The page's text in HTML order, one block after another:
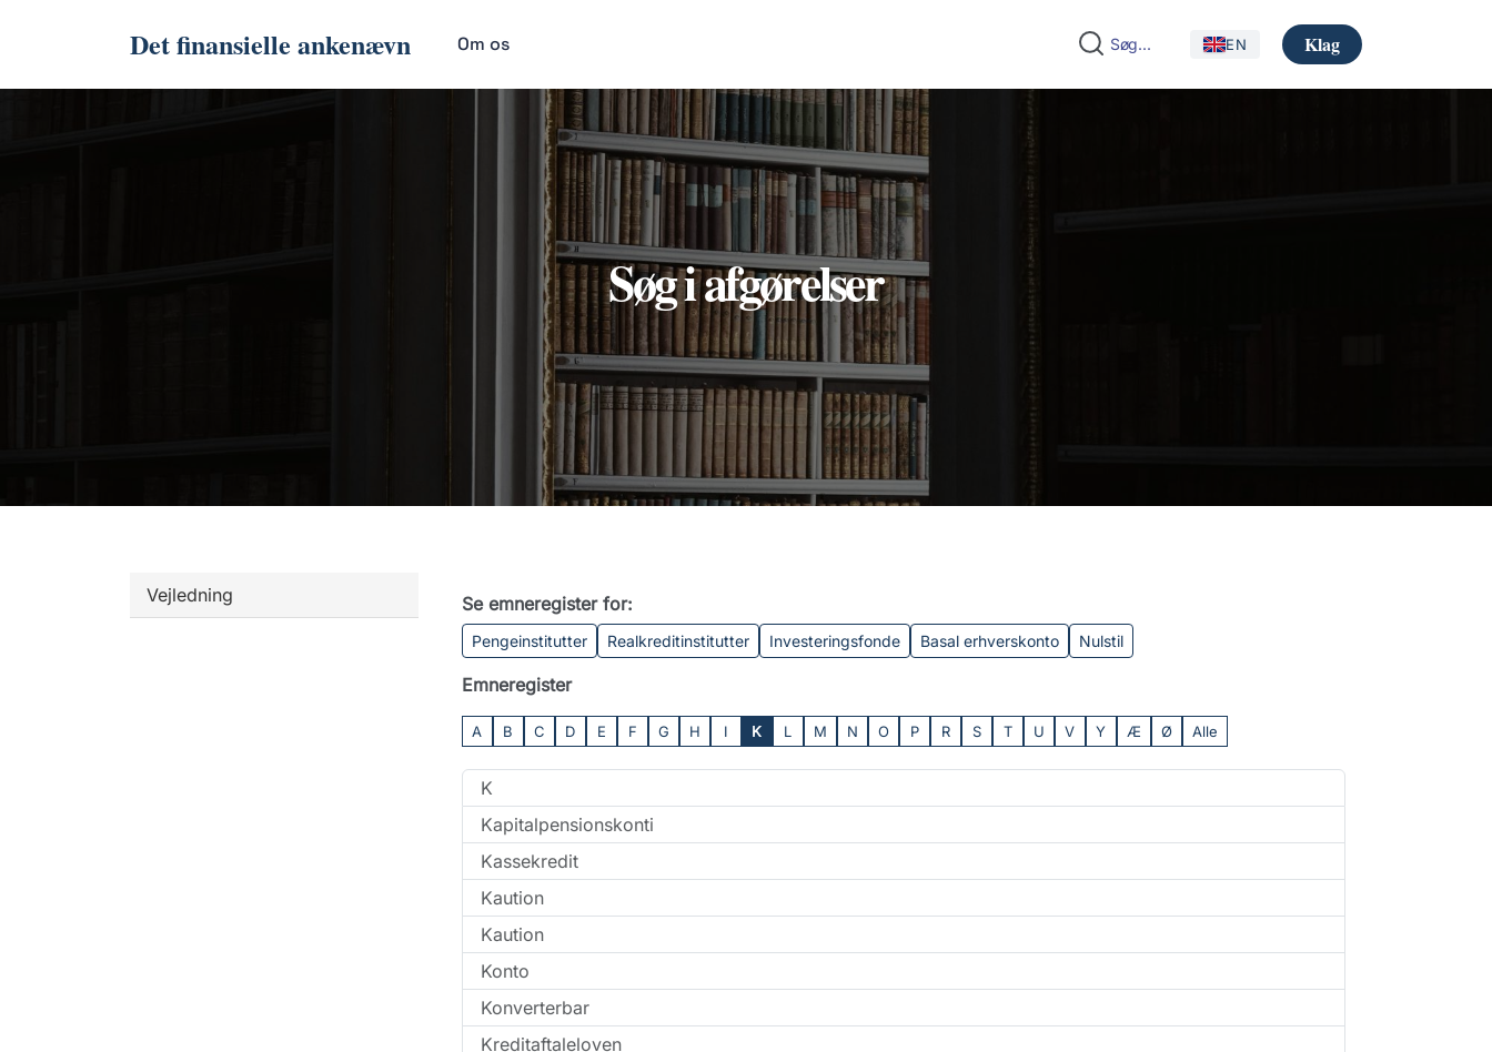
Det finansielle ankenævn Om os EN Klag
Søg i afgørelser
Vejledning Se emneregister for:
Pengeinstitutter Realkreditinstitutter Investeringsfonde Basal erhverskonto Nulstil
Emneregister
A B C D E F G H I K L M N O P R S T U V Y Æ Ø Alle
K
Kapitalpensionskonti
Kassekredit
Kaution
Kaution
Konto
Konverterbar
Kreditaftaleloven